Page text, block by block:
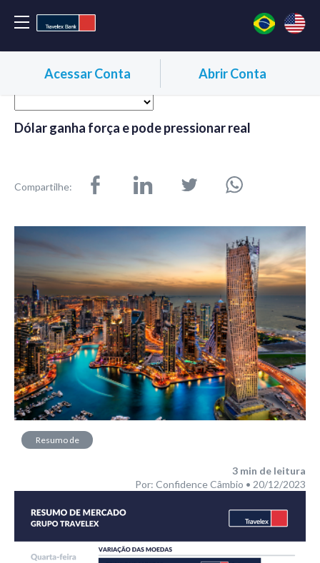
Acessar Conta Abrir Conta
Dólar ganha força e pode pressionar real
Compartilhe:
Resumo de
3 min de leitura
Por: Confidence Câmbio • 20/12/2023